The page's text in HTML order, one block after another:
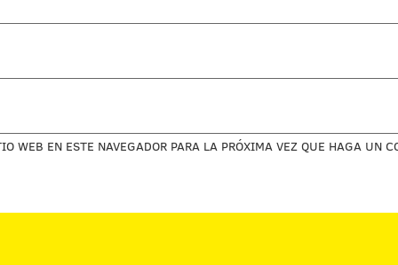
WEB EN ESTE NAVEGADOR PARA LA PRÓXIMA VEZ QUE HAGA UN